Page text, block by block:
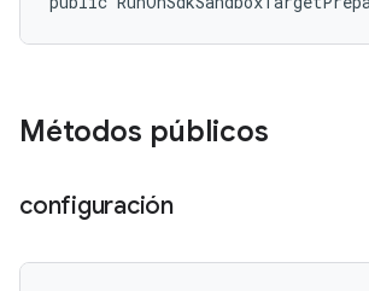
Métodos públicos
configuración